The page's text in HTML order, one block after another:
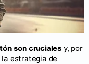
son cruciales y, por
estrategia de